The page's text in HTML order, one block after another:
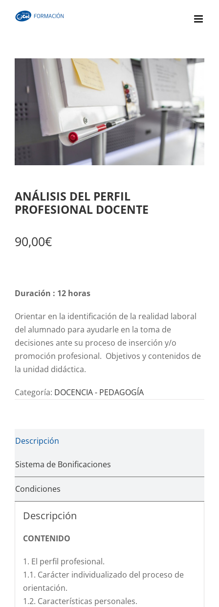
ANÁLISIS DEL PERFIL
PROFESIONAL DOCENTE
90,00€
Duración : 12 horas
Orientar en la identificación de la realidad laboral
del alumnado para ayudarle en la toma de
decisiones ante su proceso de inserción y/o
promoción profesional. Objetivos y contenidos de
la unidad didáctica.
Categoría: DOCENCIA - PEDAGOGÍA
Descripción
Sistema de Bonificaciones
Condiciones
Descripción
CONTENIDO
1. El perfil profesional.
1.1. Carácter individualizado del proceso de
orientación.
1.2. Características personales.